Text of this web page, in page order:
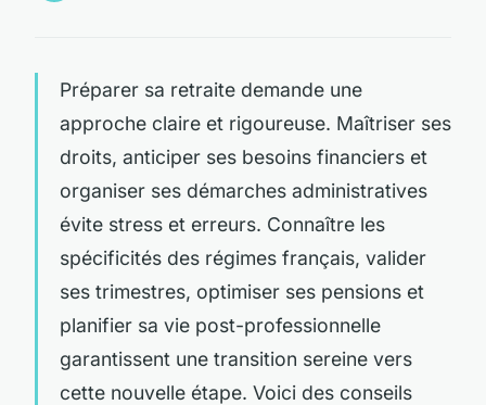
Préparer sa retraite demande une
approche claire et rigoureuse. Maîtriser ses
droits, anticiper ses besoins financiers et
organiser ses démarches administratives
évite stress et erreurs. Connaître les
spécificités des régimes français, valider
ses trimestres, optimiser ses pensions et
planifier sa vie post-professionnelle
garantissent une transition sereine vers
cette nouvelle étape. Voici des conseils